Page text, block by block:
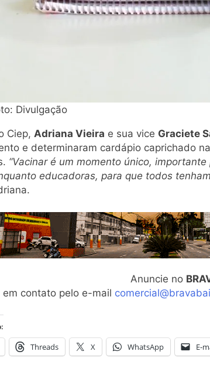
Divulgação
Ciep, Adriana Vieira e sua vice Graciete
e determinaram cardápio caprichado
“Vacinar é um momento único,
educadoras, para que todos
Anuncie no
em contato pelo e-mail
Threads X WhatsApp E-